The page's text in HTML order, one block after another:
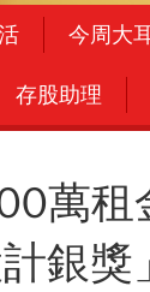
今周大
存股助理
萬租
銀